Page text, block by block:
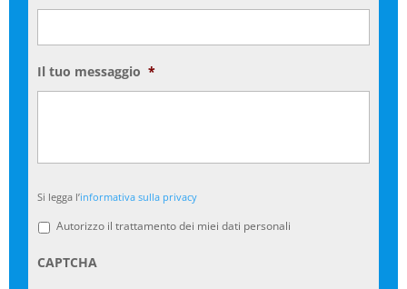
Il tuo messaggio *
Si
legga
l'informativa
privacy *
Si legga l’informativa sulla privacy
Autorizzo il trattamento dei miei dati personali
CAPTCHA